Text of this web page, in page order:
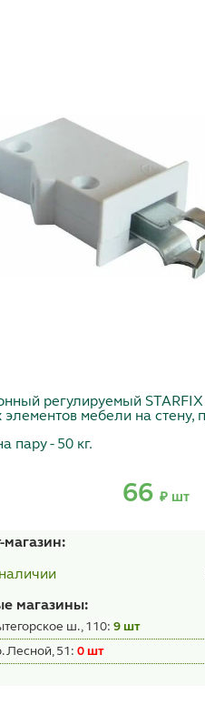
регулируемый
элементов мебели на
пару - 50 кг.
66₽ шт
магазин:
магазины:
ш., 110:9 шт
Лесной, 51:0 шт